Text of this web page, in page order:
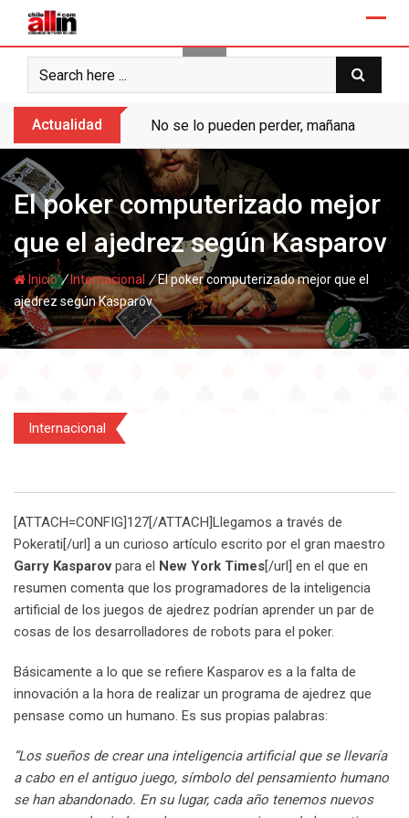
content
Actualidad No se lo pueden perder, mañana “Ases
El poker computerizado mejor
que el ajedrez según Kasparov
Inicio/ Internacional /El poker computerizado mejor que el
ajedrez según Kasparov
Internacional
[ATTACH=CONFIG]127[/ATTACH]Llegamos a través de
Pokerati[/url] a un curioso artículo escrito por el gran maestro
Garry Kasparovpara el New York Times[/url] en el que en
resumen comenta que los programadores de la inteligencia
artificial de los juegos de ajedrez podrían aprender un par de
cosas de los desarrolladores de robots para el poker.
Básicamente a lo que se refiere Kasparov es a la falta de
innovación a la hora de realizar un programa de ajedrez que
pensase como un humano. Es sus propias palabras:
“Los sueños de crear una inteligencia artificial que se llevaría
a cabo en el antiguo juego, símbolo del pensamiento humano
se han abandonado. En su lugar, cada año tenemos nuevos